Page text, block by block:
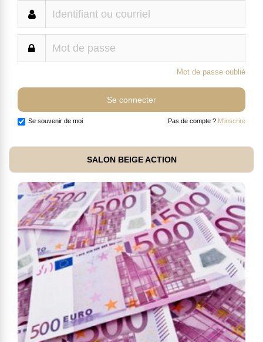
Mot de passe oublié
Se souvenir de moi Pas de compte ? M'inscrire
SALON BEIGE ACTION